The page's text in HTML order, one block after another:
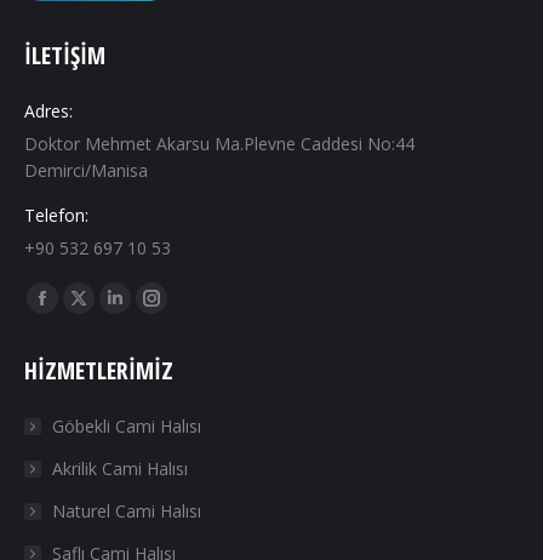
İLETIŞIM
Adres:
Doktor Mehmet Akarsu Ma.Plevne Caddesi No:44
Demirci/Manisa
Telefon:
+90 532 697 10 53
Find us on:
Facebook
opens
new
window
X
opens
new
window
Linkedin
opens
new
window
Instagram
opens
new
window
HIZMETLERIMIZ
Göbekli Cami Halısı
Akrilik Cami Halısı
Naturel Cami Halısı
Saflı Cami Halısı